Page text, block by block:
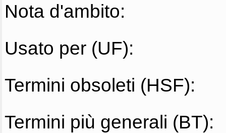
Nota d'ambito:
Usato per (UF):
Termini obsoleti (HSF):
Termini più generali (BT):